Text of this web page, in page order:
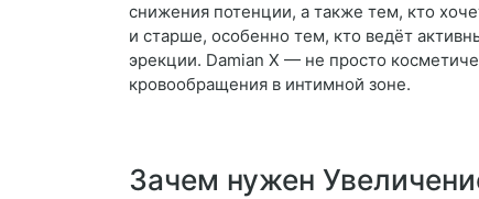
снижения потенции, а также тем, кто
и старше, особенно тем, кто ведёт
эрекции. Damian X — не просто
кровообращения в интимной зоне.
Зачем нужен